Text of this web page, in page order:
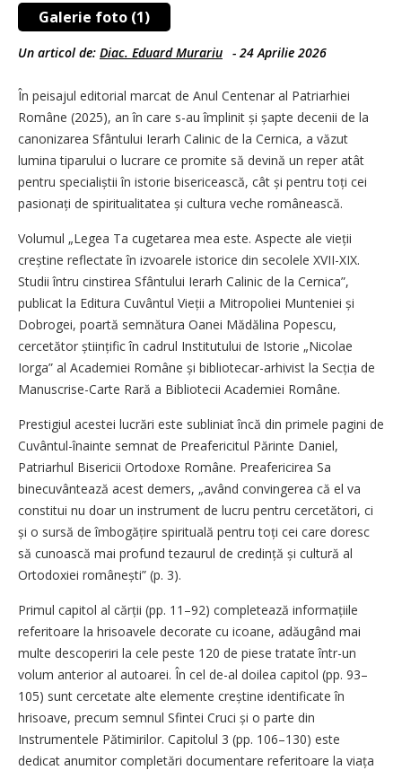
Galerie foto (1)
Un articol de: Diac. Eduard Murariu - 24 Aprilie 2026
În peisajul editorial marcat de Anul Centenar al Patriarhiei
Române (2025), an în care s-au împlinit și șapte decenii de la
canonizarea Sfântului Ierarh Calinic de la Cernica, a văzut
lumina tiparului o lucrare ce promite să devină un reper atât
pentru specialiștii în istorie bisericească, cât și pentru toți cei
pasionați de spiritualitatea și cultura veche românească.
Volumul „Legea Ta cugetarea mea este. Aspecte ale vieții
creștine reflectate în izvoarele istorice din secolele XVII-XIX.
Studii întru cinstirea Sfântului Ierarh Calinic de la Cernica”,
publicat la Editura Cuvântul Vieții a Mitropoliei Munteniei și
Dobrogei, poartă semnătura Oanei Mădălina Popescu,
cercetător științific în cadrul Institutului de Istorie „Nicolae
Iorga” al Academiei Române și bibliotecar-arhivist la Secția de
Manuscrise-Carte Rară a Bibliotecii Academiei Române.
Prestigiul acestei lucrări este subliniat încă din primele pagini de
Cuvântul-înainte semnat de Preafericitul Părinte Daniel,
Patriarhul Bisericii Ortodoxe Române. Preafericirea Sa
binecuvântează acest demers, „având convingerea că el va
constitui nu doar un instrument de lucru pentru cercetători, ci
și o sursă de îmbogățire spirituală pentru toți cei care doresc
să cunoască mai profund tezaurul de credință și cultură al
Ortodoxiei românești” (p. 3).
Primul capitol al cărții (pp. 11–92) completează informațiile
referitoare la hrisoavele decorate cu icoane, adăugând mai
multe descoperiri la cele peste 120 de piese tratate într-un
volum anterior al autoarei. În cel de-al doilea capitol (pp. 93–
105) sunt cercetate alte elemente creștine identificate în
hrisoave, precum semnul Sfintei Cruci și o parte din
Instrumentele Pătimirilor. Capitolul 3 (pp. 106–130) este
dedicat anumitor completări documentare referitoare la viața